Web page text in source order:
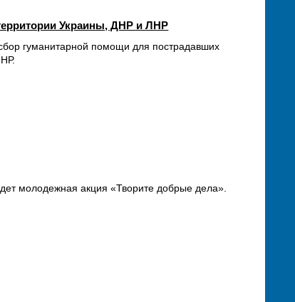
Украины, ДНР и ЛНР
гуманитарной помощи для пострадавших
молодежная акция «Творите добрые дела».